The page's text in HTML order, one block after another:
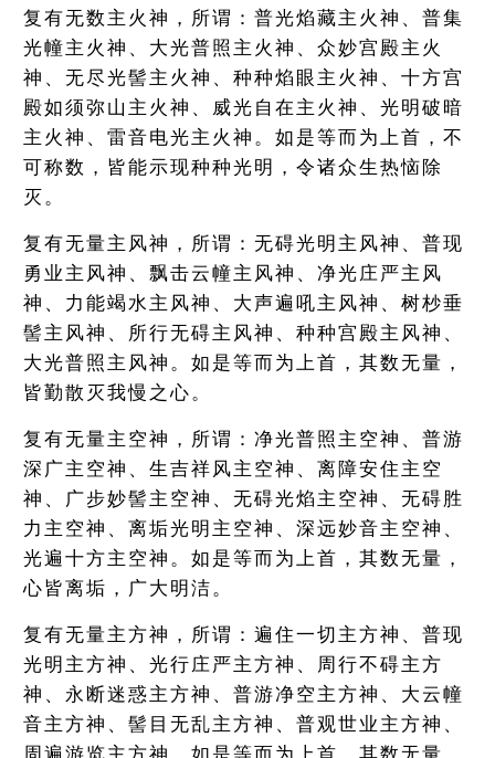
复有无数主火神，所谓：普光焰藏主火神、普集
光幢主火神、大光普照主火神、众妙宫殿主火
神、无尽光髻主火神、种种焰眼主火神、十方宫
殿如须弥山主火神、威光自在主火神、光明破暗
主火神、雷音电光主火神。如是等而为上首，不
可称数，皆能示现种种光明，令诸众生热恼除
灭。
复有无量主风神，所谓：无碍光明主风神、普现
勇业主风神、飘击云幢主风神、净光庄严主风
神、力能竭水主风神、大声遍吼主风神、树杪垂
髻主风神、所行无碍主风神、种种宫殿主风神、
大光普照主风神。如是等而为上首，其数无量，
皆勤散灭我慢之心。
复有无量主空神，所谓：净光普照主空神、普游
深广主空神、生吉祥风主空神、离障安住主空
神、广步妙髻主空神、无碍光焰主空神、无碍胜
力主空神、离垢光明主空神、深远妙音主空神、
光遍十方主空神。如是等而为上首，其数无量，
心皆离垢，广大明洁。
复有无量主方神，所谓：遍住一切主方神、普现
光明主方神、光行庄严主方神、周行不碍主方
神、永断迷惑主方神、普游净空主方神、大云幢
音主方神、髻目无乱主方神、普观世业主方神、